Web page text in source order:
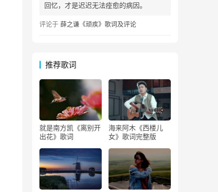
回忆，才是迟迟无法痊愈的病因。
评论于 薛之谦《顽疾》歌词及评论
推荐歌词
就是南方凯《离别开
出花》歌词
海来阿木《西楼儿
女》歌词完整版